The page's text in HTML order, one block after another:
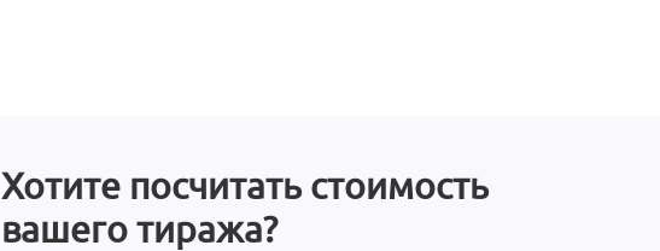
Хотите посчитать стоимость
вашего тиража?